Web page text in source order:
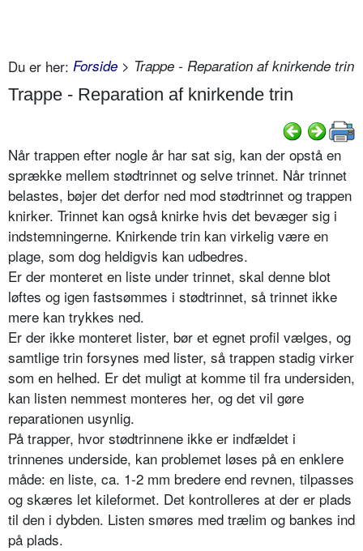
Du er her: Forside > Trappe - Reparation af knirkende trin
Trappe - Reparation af knirkende trin
Når trappen efter nogle år har sat sig, kan der opstå en
sprække mellem stødtrinnet og selve trinnet. Når trinnet
belastes, bøjer det derfor ned mod stødtrinnet og trappen
knirker. Trinnet kan også knirke hvis det bevæger sig i
indstemningerne. Knirkende trin kan virkelig være en
plage, som dog heldigvis kan udbedres.
Er der monteret en liste under trinnet, skal denne blot
løftes og igen fastsømmes i stødtrinnet, så trinnet ikke
mere kan trykkes ned.
Er der ikke monteret lister, bør et egnet profil vælges, og
samtlige trin forsynes med lister, så trappen stadig virker
som en helhed. Er det muligt at komme til fra undersiden,
kan listen nemmest monteres her, og det vil gøre
reparationen usynlig.
På trapper, hvor stødtrinnene ikke er indfældet i
trinnenes underside, kan problemet løses på en enklere
måde: en liste, ca. 1-2 mm bredere end revnen, tilpasses
og skæres let kileformet. Det kontrolleres at der er plads
til den i dybden. Listen smøres med trælim og bankes ind
på plads.